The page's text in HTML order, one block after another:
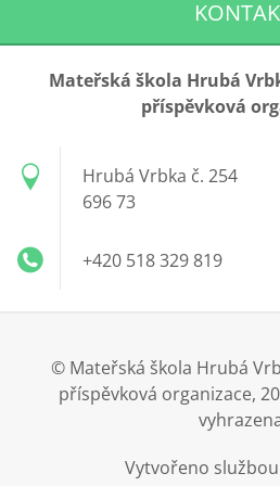
Mateřská škola Hrubá
příspěvková
Hrubá Vrbka č. 254
696 73
+420 518 329 819
© Mateřská škola Hrubá
příspěvková organizace,
Vytvořeno službou